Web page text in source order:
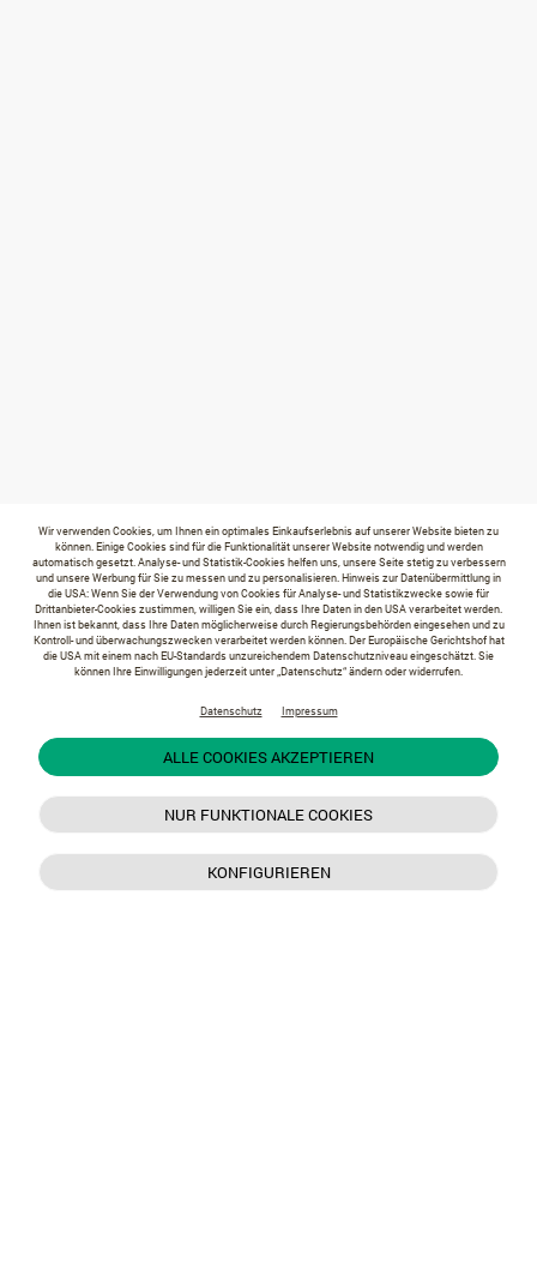
Wir verwenden Cookies, um Ihnen ein optimales Einkaufserlebnis auf unserer Website bieten zu
können. Einige Cookies sind für die Funktionalität unserer Website notwendig und werden
automatisch gesetzt. Analyse- und Statistik-Cookies helfen uns, unsere Seite stetig zu verbessern
und unsere Werbung für Sie zu messen und zu personalisieren. Hinweis zur Datenübermittlung in
die USA: Wenn Sie der Verwendung von Cookies für Analyse- und Statistikzwecke sowie für
Drittanbieter-Cookies zustimmen, willigen Sie ein, dass Ihre Daten in den USA verarbeitet werden.
Ihnen ist bekannt, dass Ihre Daten möglicherweise durch Regierungsbehörden eingesehen und zu
Kontroll- und überwachungszwecken verarbeitet werden können. Der Europäische Gerichtshof hat
die USA mit einem nach EU-Standards unzureichendem Datenschutzniveau eingeschätzt. Sie
können Ihre Einwilligungen jederzeit unter „Datenschutz“ ändern oder widerrufen.
Datenschutz Impressum
ALLE COOKIES AKZEPTIEREN
NUR FUNKTIONALE COOKIES
KONFIGURIEREN